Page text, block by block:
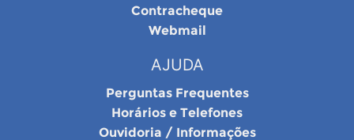
Contracheque
Webmail
AJUDA
Perguntas Frequentes
Horários e Telefones
Ouvidoria / Informações